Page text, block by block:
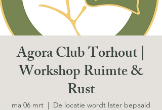
Agora Club Torhout |
Workshop Ruimte &
Rust
ma 06 mrt
  |
De locatie wordt later bepaald